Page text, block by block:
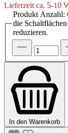
Lieferzeit ca. 5-10
Produkt Anzahl:
die
reduzieren.
In den Warenkorb